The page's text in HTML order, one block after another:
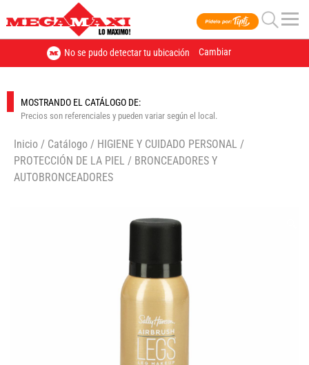
No se pudo detectar tu ubicación Cambiar
MOSTRANDO EL CATÁLOGO DE:
Precios son referenciales y pueden variar según el local.
Inicio / Catálogo / HIGIENE Y CUIDADO PERSONAL /
PROTECCIÓN DE LA PIEL / BRONCEADORES Y
AUTOBRONCEADORES